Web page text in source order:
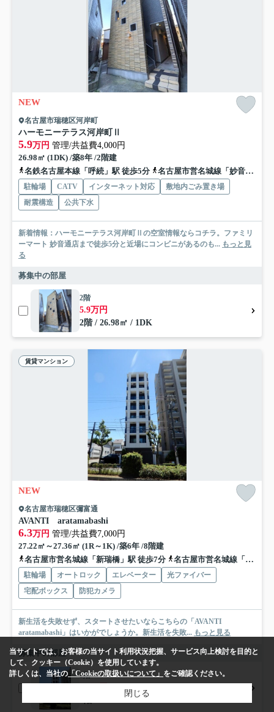
NEW
名古屋市瑞穂区河岸町
ハーモニーテラス河岸町Ⅱ
5.9万円 管理/共益費4,000円
26.98㎡ (1DK) /築8年 /2階建
名鉄名古屋本線「呼続」駅 徒歩5分
名古屋市営名城線「妙音通」駅 徒歩6分
駐輪場 CATV インターネット対応
敷地内ごみ置き場
耐震構造
公共下水
新着情報：ハーモニーテラス河岸町Ⅱの空室情報ならコチラ。ファミリ
ーマート 妙音通店まで徒歩5分と近場にコンビニがあるのも... もっと見
る
募集中の部屋
2階
5.9万円
2階 / 26.98㎡ / 1DK
賃貸マンション
NEW
名古屋市瑞穂区彌富通
AVANTI aratamabashi
6.3万円 管理/共益費7,000円
27.22㎡～27.36㎡ (1R～1K) /築6年 /8階建
名古屋市営名城線「新瑞橋」駅 徒歩7分
名古屋市営名城線「瑞穂運動場東」駅 徒歩14分
駐輪場 オートロック エレベーター
光ファイバー
宅配ボックス
防犯カメラ
新生活を失敗せず、スタートさせたいならこちらの「AVANTI
aratamabashi」はいかがでしょうか。新生活を失敗... もっと見る
募集中の部屋
2階
2階 / 27.36㎡ / 1R
当サイトでは、お客様の当サイト利用状況把握、サービス向上検討を目的と
して、クッキー（Cookie）を使用しています。
詳しくは、当社の 「Cookieの取扱いについて」 をご確認ください。
閉じる